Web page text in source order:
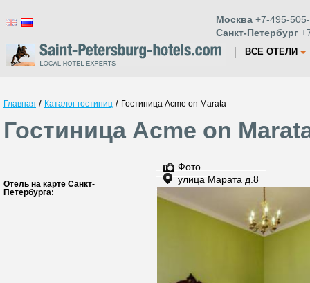
Москва +7-495-
Санкт-Петербург
ВСЕ ОТЕЛИ
Главная / Каталог гостиниц / Гостиница Acme on Marata
Гостиница Acme on
Отель на карте Санкт-
Петербурга:
Фото
улица Марата д.8